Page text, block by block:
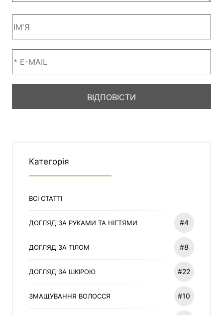
Категорія
ВСІ СТАТТІ
ДОГЛЯД ЗА РУКАМИ ТА НІГТЯМИ #4
ДОГЛЯД ЗА ТІЛОМ #8
ДОГЛЯД ЗА ШКІРОЮ #22
ЗМАЩУВАННЯ ВОЛОССЯ #10